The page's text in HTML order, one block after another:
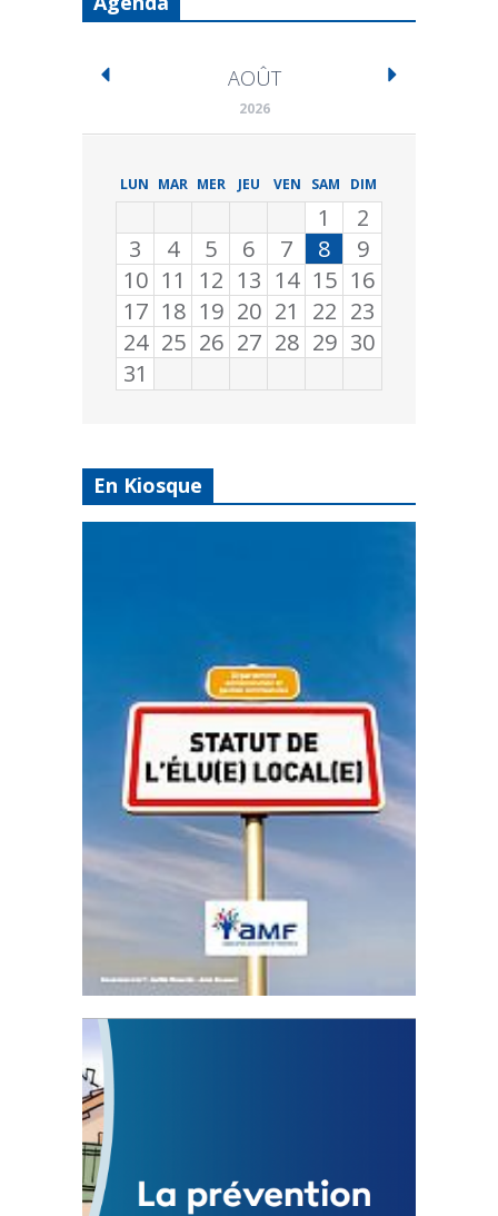
AOÛT
2026
LUN MAR MER JEU VEN SAM DIM
1
2
3
4 5 6 7 8
9
10 11 12 13 14 15 16
17 18 19 20 21 22 23
24 25 26 27 28 29 30
31
En Kiosque
Statut de l’élu local
3 avril 2024
Mise à jour avril 2024
FEUILLETER